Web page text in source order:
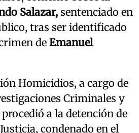
Salazar, sentenciado en
tras ser identificado
de Emanuel
Homicidios, a cargo de
Criminales y
a la detención de
condenado en el